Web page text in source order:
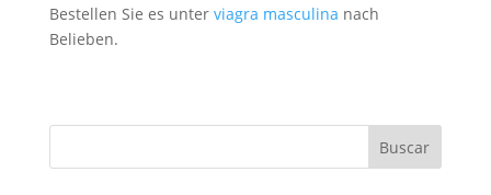
Bestellen Sie es unter viagra masculina nach
Belieben.
Buscar